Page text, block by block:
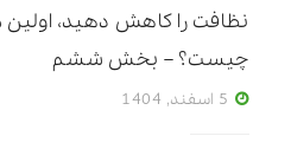
نظافت را کاهش دهید،
چیست؟ – بخش ششم